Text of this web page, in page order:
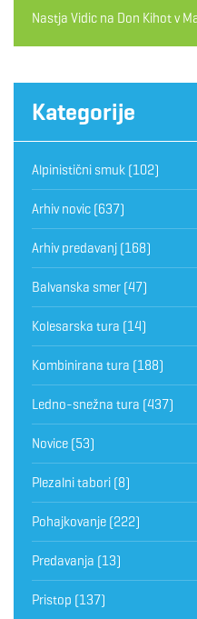
Nastja Vidic na Don Kihot v
Kategorije
Alpinistični smuk (102)
Arhiv novic (637)
Arhiv predavanj (168)
Balvanska smer (47)
Kolesarska tura (14)
Kombinirana tura (188)
Ledno-snežna tura (437)
Novice (53)
Plezalni tabori (8)
Pohajkovanje (222)
Predavanja (13)
Pristop (137)